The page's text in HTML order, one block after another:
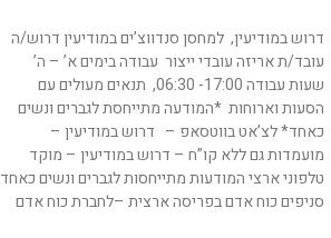
דרוש במודיעין, למחסן סנדווצ’ים במודיעין דרוש/ה
עובד/ת אריזה עובדי ייצור עבודה בימים א’ – ה’
שעות עבודה 17:00- 06:30, תנאים מעולים עם
הסעות וארוחות *המודעה מתייחסת לגברים ונשים
כאחד* לצ’אט בווטסאפ – דרוש במודיעין –
מועמדות גם ללא קו”ח – דרוש במודיעין – מוקד
טלפוני ארצי המודעות מתייחסות לגברים ונשים כאחד
סניפים כוח אדם בפריסה ארצית –לחברת כוח אדם